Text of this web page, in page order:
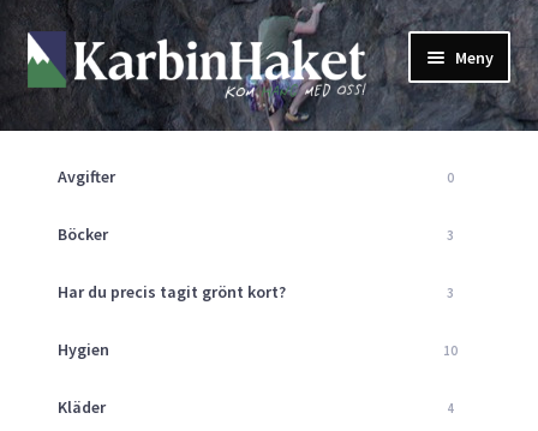
Hoppa
till
navigering
Hoppa
till
innehåll
Meny
Shop
Returpolicy
Mitt Konto
Kurser
Klätterväggen
Aktuellt
Avgifter 0
Böcker 3
Har du precis tagit grönt kort? 3
Hygien 10
Kläder 4